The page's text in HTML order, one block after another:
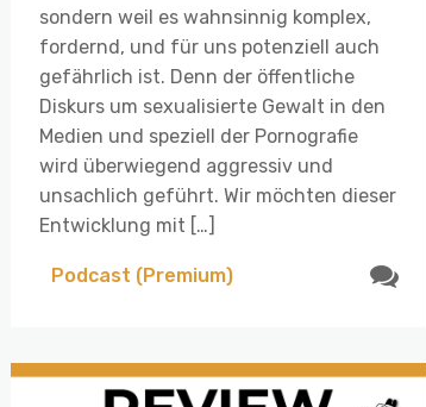
sondern weil es wahnsinnig komplex,
fordernd, und für uns potenziell auch
gefährlich ist. Denn der öffentliche
Diskurs um sexualisierte Gewalt in den
Medien und speziell der Pornografie
wird überwiegend aggressiv und
unsachlich geführt. Wir möchten dieser
Entwicklung mit […]
Podcast (Premium)